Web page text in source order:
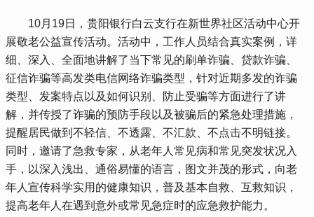
10月19日，贵阳银行白云支行在新世界社区活动中心开
展敬老公益宣传活动。活动中，工作人员结合真实案例，详
细、深入、全面地讲解了当下常见的刷单诈骗、贷款诈骗、
征信诈骗等高发类电信网络诈骗类型，针对近期多发的诈骗
类型、发案特点以及如何识别、防止受骗等方面进行了讲
解，并传授了诈骗的预防手段以及被骗后的紧急处理措施，
提醒居民做到不轻信、不透露、不汇款、不点击不明链接。
同时，邀请了急救专家，从老年人常见病和常见突发状况入
手，以深入浅出、通俗易懂的语言，图文并茂的形式，向老
年人宣传科学实用的健康知识，普及基本自救、互救知识，
提高老年人在遇到意外或常见急症时的应急救护能力。